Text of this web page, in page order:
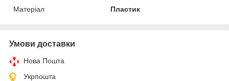
Матеріал
Пластик
Умови доставки
Нова Пошта
Укрпошта